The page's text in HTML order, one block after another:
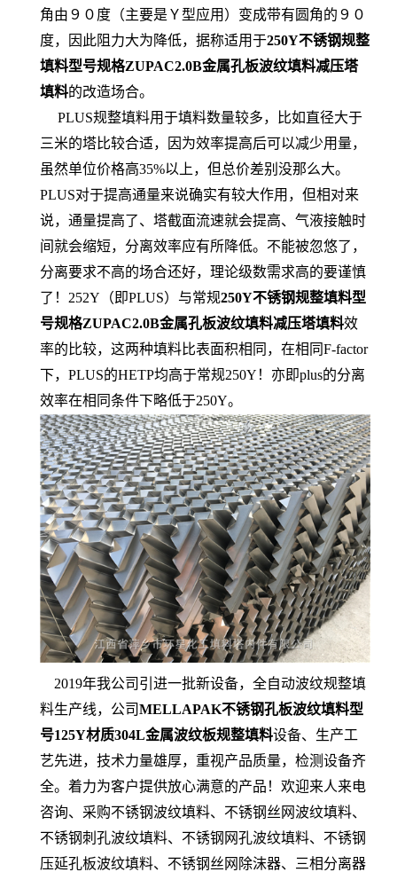
角由９０度（主要是Ｙ型应用）变成带有圆角的９０
度，因此阻力大为降低，据称适用于250Y不锈钢规整
填料型号规格ZUPAC2.0B金属孔板波纹填料减压塔
填料的改造场合。
PLUS规整填料用于填料数量较多，比如直径大于
三米的塔比较合适，因为效率提高后可以减少用量，
虽然单位价格高35%以上，但总价差别没那么大。
PLUS对于提高通量来说确实有较大作用，但相对来
说，通量提高了、塔截面流速就会提高、气液接触时
间就会缩短，分离效率应有所降低。不能被忽悠了，
分离要求不高的场合还好，理论级数需求高的要谨慎
了！252Y（即PLUS）与常规250Y不锈钢规整填料型
号规格ZUPAC2.0B金属孔板波纹填料减压塔填料效
率的比较，这两种填料比表面积相同，在相同F-factor
下，PLUS的HETP均高于常规250Y！亦即plus的分离
效率在相同条件下略低于250Y。
2019年我公司引进一批新设备，全自动波纹规整填
料生产线，公司MELLAPAK不锈钢孔板波纹填料型
号125Y材质304L金属波纹板规整填料设备、生产工
艺先进，技术力量雄厚，重视产品质量，检测设备齐
全。着力为客户提供放心满意的产品！欢迎来人来电
咨询、采购不锈钢波纹填料、不锈钢丝网波纹填料、
不锈钢刺孔波纹填料、不锈钢网孔波纹填料、不锈钢
压延孔板波纹填料、不锈钢丝网除沫器、三相分离器